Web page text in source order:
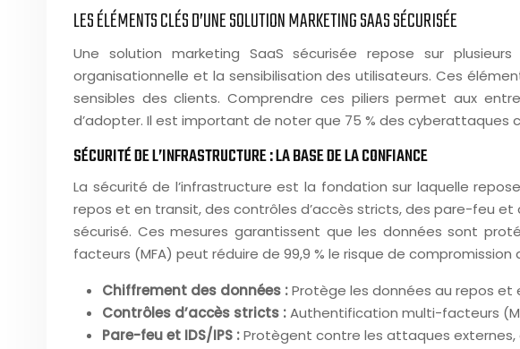
LES ÉLÉMENTS CLÉS D’UNE SOLUTION MARKETING SAAS SÉCURISÉE
Une solution marketing SaaS sécurisée repose sur
organisationnelle et la sensibilisation des utilisateurs. Ces
sensibles des clients. Comprendre ces piliers permet aux
d’adopter. Il est important de noter que 75 % des cyberattaques
SÉCURITÉ DE L’INFRASTRUCTURE : LA BASE DE LA CONFIANCE
La sécurité de l’infrastructure est la fondation sur laquelle
repos et en transit, des contrôles d’accès stricts, des pare-feu
sécurisé. Ces mesures garantissent que les données sont
facteurs (MFA) peut réduire de 99,9 % le risque de compromission
Chiffrement des données :Protège les données au repos et
Contrôles d’accès stricts :Authentification multi-facteurs
Pare-feu et IDS/IPS :Protègent contre les attaques